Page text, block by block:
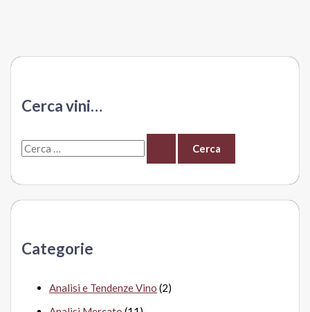
Cleto
Chiarli
Cerca vini…
C
r
:Categorie
Analisi e Tendenze Vino (2)